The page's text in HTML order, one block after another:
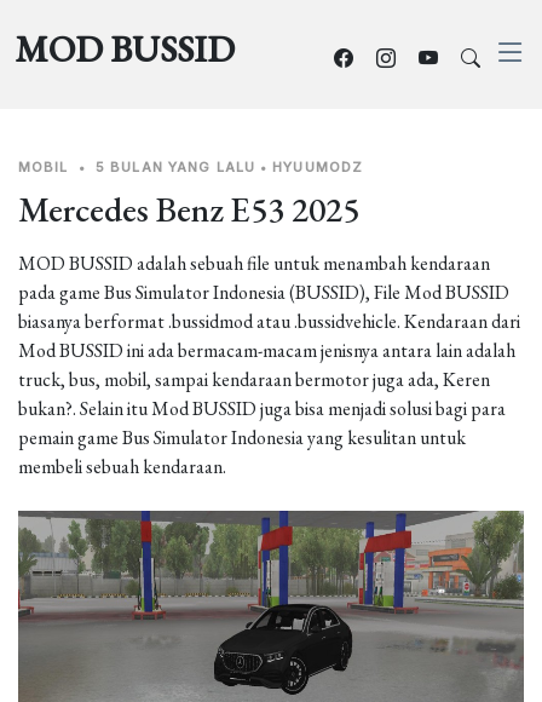
MOD BUSSID
MOBIL • 5 BULAN YANG LALU • HYUUMODZ
Mercedes Benz E53 2025
MOD BUSSID adalah sebuah file untuk menambah kendaraan
pada game Bus Simulator Indonesia (BUSSID), File Mod BUSSID
biasanya berformat .bussidmod atau .bussidvehicle. Kendaraan dari
Mod BUSSID ini ada bermacam-macam jenisnya antara lain adalah
truck, bus, mobil, sampai kendaraan bermotor juga ada, Keren
bukan?. Selain itu Mod BUSSID juga bisa menjadi solusi bagi para
pemain game Bus Simulator Indonesia yang kesulitan untuk
membeli sebuah kendaraan.